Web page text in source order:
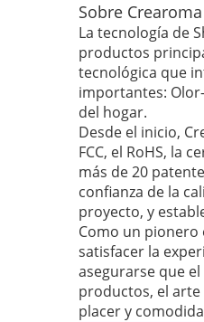
Sobre Crearoma
La tecnología de
productos
tecnológica que
importantes:
del hogar.
Desde el inicio,
FCC, el RoHS, la
más de 20
confianza de la
proyecto, y
Como un pionero
satisfacer la
asegurarse que
productos, el
placer y